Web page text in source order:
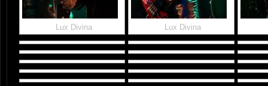
Lux Divina Lux Divina